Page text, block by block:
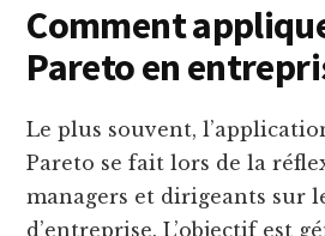
Comment
Pareto en
Le plus souvent,
Pareto se fait lors de la
managers et dirigeants sur
d’entreprise. L’objectif est